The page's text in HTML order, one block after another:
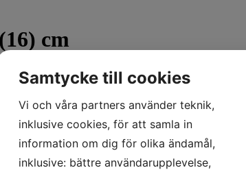
cm
Samtycke till cookies
Vi och våra partners använder teknik,
inklusive cookies, för att samla in
information om dig för olika ändamål,
inklusive: bättre användarupplevelse,